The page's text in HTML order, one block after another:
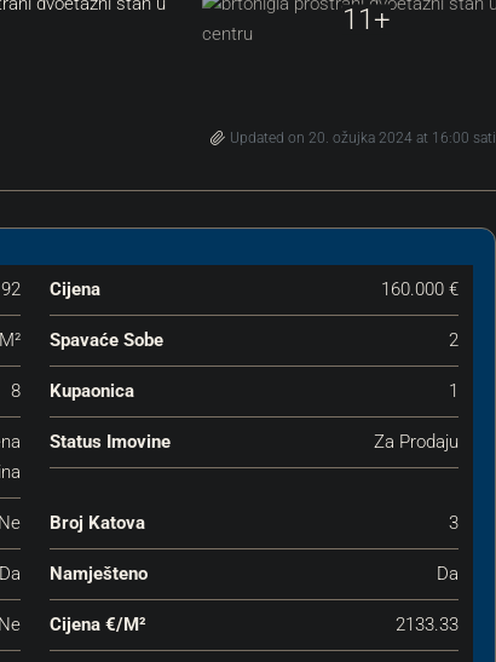
11+
Updated on 20. ožujka 2024 at 16:00 sati
Cijena 160.000 €
Spavaće Sobe 2
8 Kupaonica 1
Status Imovine Za Prodaju
Ne Broj Katova 3
Da Namješteno Da
Ne Cijena €‎/m² 2133.33